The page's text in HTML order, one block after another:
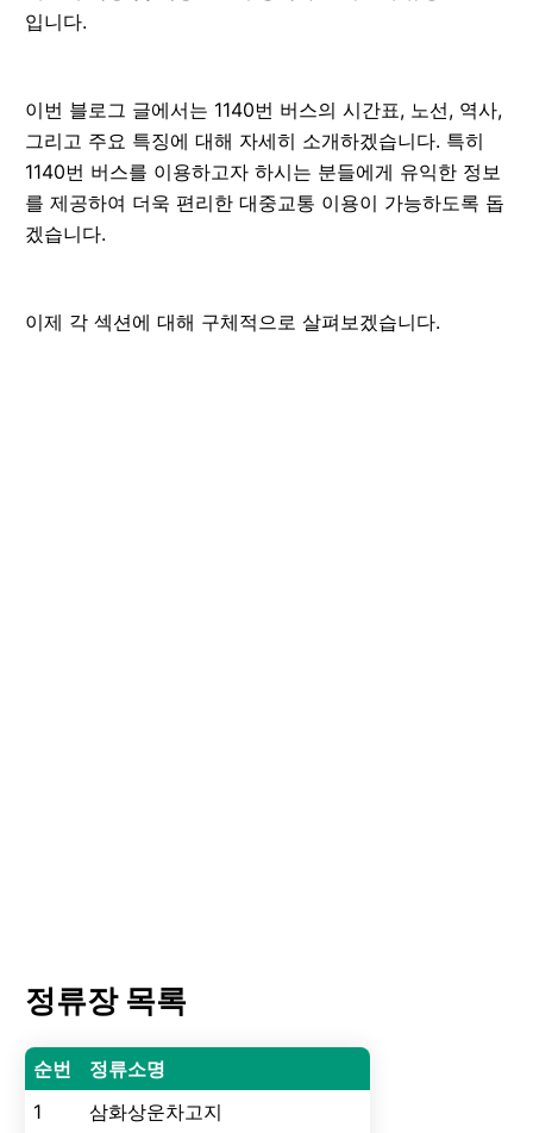
입니다.
이번 블로그 글에서는 1140번 버스의 시간표, 노선, 역사,
그리고 주요 특징에 대해 자세히 소개하겠습니다. 특히
1140번 버스를 이용하고자 하시는 분들에게 유익한 정보
를 제공하여 더욱 편리한 대중교통 이용이 가능하도록 돕
겠습니다.
이제 각 섹션에 대해 구체적으로 살펴보겠습니다.
정류장 목록
순번
정류소명
1
삼화상운차고지